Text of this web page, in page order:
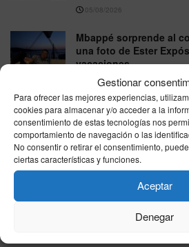
Gestionar
Para ofrecer las mejores experiencias,
cookies para almacenar y/o acceder a la
consentimiento de estas tecnologías nos
comportamiento de navegación o las
No consentir o retirar el consentimiento,
ciertas características y funciones.
Aceptar
Denegar
05/08/2026
Mbappé sorprende al
una foto de Ester
vacaciones
05/08/2026
Sumar plantea revisar
Marruecos tras la
05/08/2026
VER MÁS